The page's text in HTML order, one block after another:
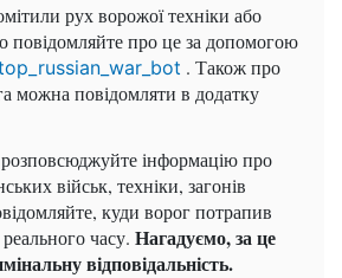
рух ворожої техніки або
повідомляйте про це за допомогою
. Також про
можна повідомляти в додатку
інформацію про
військ, техніки, загонів
куди ворог потрапив
часу. Нагадуємо, за це
відповідальність.